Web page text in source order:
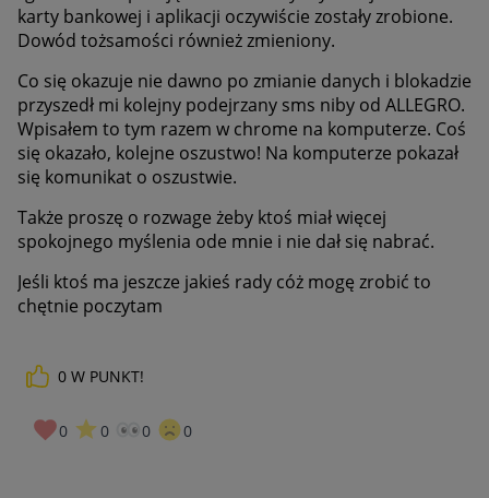
karty bankowej i aplikacji oczywiście zostały zrobione.
Dowód tożsamości również zmieniony.
Co się okazuje nie dawno po zmianie danych i blokadzie
przyszedł mi kolejny podejrzany sms niby od ALLEGRO.
Wpisałem to tym razem w chrome na komputerze. Coś
się okazało, kolejne oszustwo! Na komputerze pokazał
się komunikat o oszustwie.
Także proszę o rozwage żeby ktoś miał więcej
spokojnego myślenia ode mnie i nie dał się nabrać.
Jeśli ktoś ma jeszcze jakieś rady cóż mogę zrobić to
chętnie poczytam
0 W PUNKT!
0 0 0 0